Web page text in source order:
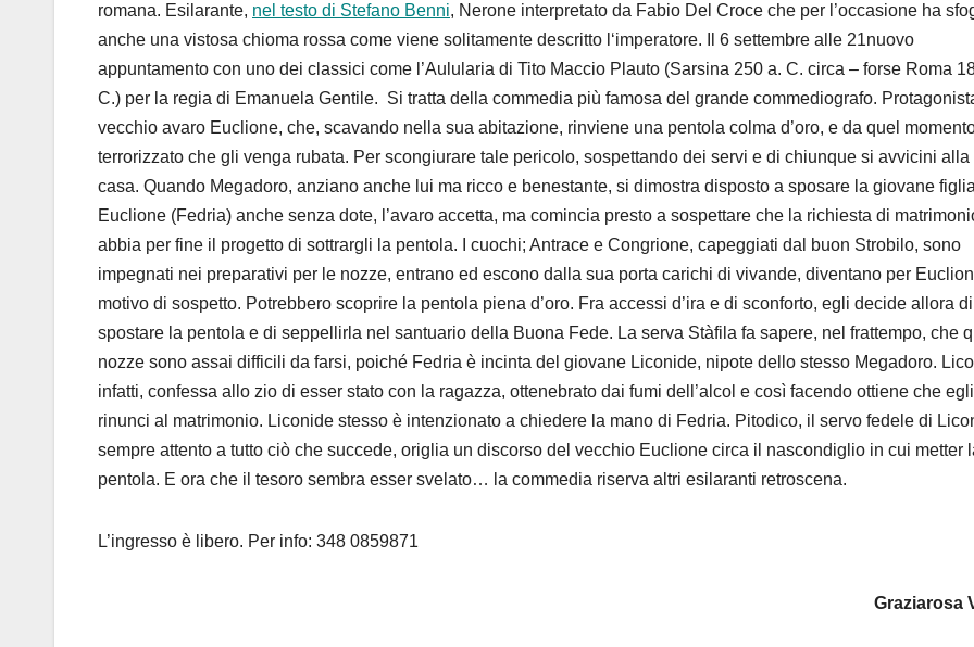
romana. Esilarante, nel testo di Stefano Benni, Nerone interpretato da Fabio Del Croce che per l’occasione ha
anche una vistosa chioma rossa come viene solitamente descritto l‘imperatore. Il 6 settembre alle 21nuovo
appuntamento con uno dei classici come l’Aulularia di Tito Maccio Plauto (Sarsina 250 a. C. circa – forse Roma
C.) per la regia di Emanuela Gentile. Si tratta della commedia più famosa del grande commediografo.
vecchio avaro Euclione, che, scavando nella sua abitazione, rinviene una pentola colma d’oro, e da quel
terrorizzato che gli venga rubata. Per scongiurare tale pericolo, sospettando dei servi e di chiunque si avvicini alla
casa. Quando Megadoro, anziano anche lui ma ricco e benestante, si dimostra disposto a sposare la giovane
Euclione (Fedria) anche senza dote, l’avaro accetta, ma comincia presto a sospettare che la richiesta di
abbia per fine il progetto di sottrargli la pentola. I cuochi; Antrace e Congrione, capeggiati dal buon Strobilo, sono
impegnati nei preparativi per le nozze, entrano ed escono dalla sua porta carichi di vivande, diventano per
motivo di sospetto. Potrebbero scoprire la pentola piena d’oro. Fra accessi d’ira e di sconforto, egli decide allora di
spostare la pentola e di seppellirla nel santuario della Buona Fede. La serva Stàfila fa sapere, nel frattempo, che
nozze sono assai difficili da farsi, poiché Fedria è incinta del giovane Liconide, nipote dello stesso Megadoro.
infatti, confessa allo zio di esser stato con la ragazza, ottenebrato dai fumi dell’alcol e così facendo ottiene che egli
rinunci al matrimonio. Liconide stesso è intenzionato a chiedere la mano di Fedria. Pitodico, il servo fedele di
sempre attento a tutto ciò che succede, origlia un discorso del vecchio Euclione circa il nascondiglio in cui metter
pentola. E ora che il tesoro sembra esser svelato… la commedia riserva altri esilaranti retroscena.
L’ingresso è libero. Per info: 348 0859871
Graziarosa